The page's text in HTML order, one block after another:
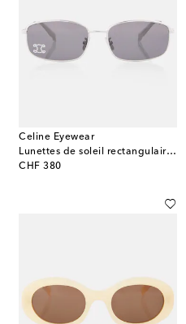
Celine Eyewear
Lunettes de soleil rectangulaires Triomphe 02 à strass
CHF 380
original price